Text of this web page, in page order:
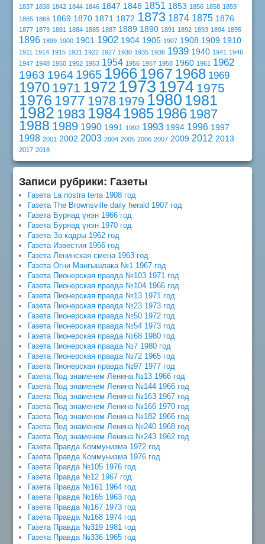
1837 1838 1842 1844 1846 1847 1848 1851 1853 1856 1858 1859
1865 1868 1869 1870 1871 1872 1873 1874 1875 1876
1877 1879 1881 1884 1885 1887 1889 1890 1891 1892 1893 1894 1895
1896 1899 1900 1901 1902 1904 1905 1907 1908 1909 1910
1911 1914 1915 1921 1922 1927 1930 1935 1936 1939 1940 1941 1946
1947 1948 1950 1952 1953 1954 1956 1957 1958 1960 1961 1962
1963 1964 1965 1966 1967 1968 1969
1970 1971 1972 1973 1974 1975
1976 1977 1978 1979 1980 1981
1982 1983 198419851986 1987
1988 1989 1990 1991 1992 1993 1994 1996 1997
1998 2001 2002 2003 2004 2005 2006 2007 2009 2012 2013
2017 2018
Записи рубрики: Газеты
Газета La nostra terra 1908 год
Газета The Brownsville daily herald 1907 год
Газета Буряад үнэн 1966 год
Газета Буряад үнэн 1970 год
Газета За кадры 1962 год
Газета Известия 1966 год
Газета Ленинская смена 1963 год
Газета Огни Мангышлака №1 1967 год
Газета Пионерская правда №103 1971 год
Газета Пионерская правда №104 1966 год
Газета Пионерская правда №13 1971 год
Газета Пионерская правда №23 1973 год
Газета Пионерская правда №50 1972 год
Газета Пионерская правда №54 1973 год
Газета Пионерская правда №68 1980 год
Газета Пионерская правда №7 1980 год
Газета Пионерская правда №72 1965 год
Газета Пионерская правда №97 1977 год
Газета Под знаменем Ленина №13 1966 год
Газета Под знаменем Ленина №144 1966 год
Газета Под знаменем Ленина №163 1967 год
Газета Под знаменем Ленина №166 1970 год
Газета Под знаменем Ленина №182 1966 год
Газета Под знаменем Ленина №240 1968 год
Газета Под знаменем Ленина №243 1962 год
Газета Правда Коммунизма 1972 год
Газета Правда Коммунизма 1976 год
Газета Правда №105 1976 год
Газета Правда №12 1967 год
Газета Правда №161 1964 год
Газета Правда №165 1963 год
Газета Правда №167 1973 год
Газета Правда №168 1974 год
Газета Правда №319 1981 год
Газета Правда №336 1965 год